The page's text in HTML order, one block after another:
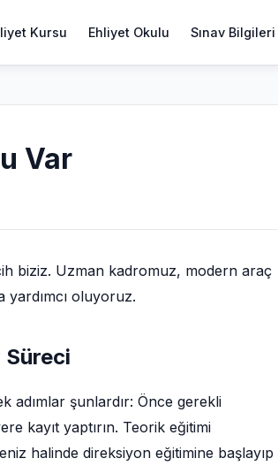
Kursu Ehliyet Okulu Sınav Bilgileri
Var
biziz. Uzman kadromuz, modern araç
yardımcı oluyoruz.
Süreci
adımlar şunlardır: Önce gerekli
kayıt yaptırın. Teorik eğitimi
halinde direksiyon eğitimine başlayıp